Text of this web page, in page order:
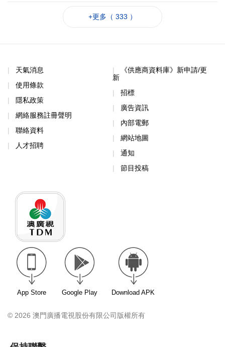
+更多（ 333 ）
天氣消息
使用條款
隱私政策
網絡服務註冊聲明
聯絡資料
人才招聘
《供應商資料庫》新申請/更
新
招標
廣告資訊
內部電郵
網站地圖
通知
節目投稿
App Store Google Play Download APK
© 2026 澳門廣播電視股份有限公司版權所有